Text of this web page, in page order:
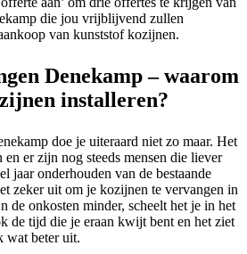
die jou vrijblijvend zullen
van kunststof kozijnen.
Denekamp – waarom
installeren?
doe je uiteraard niet zo maar. Het
er zijn nog steeds mensen die liever
jaar onderhouden van de bestaande
zeker uit om je kozijnen te vervangen in
de onkosten minder, scheelt het je in het
de tijd die je eraan kwijt bent en het ziet
wat beter uit.